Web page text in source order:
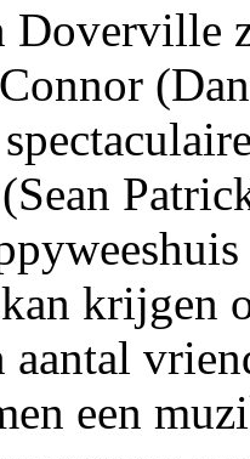
Doverville
krijgen
aantal
een